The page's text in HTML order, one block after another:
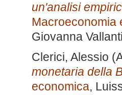
un'analisi
Macroeconomia
Giovanna
Clerici, Alessio
monetaria della
economica,